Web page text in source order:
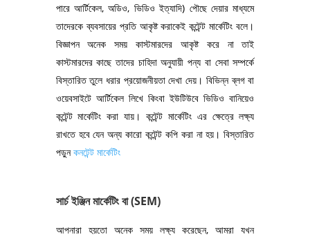
পারে আর্টিকেল, অডিও, ভিডিও ইত্যাদি) পৌছে দেয়ার মাধ্যমে
তাদেরকে ব্যবসায়ের প্রতি আকৃষ্ট করাকেই কন্টেন্ট মার্কেটিং বলে।
বিজ্ঞাপন অনেক সময় কাস্টমারদের আকৃষ্ট করে না তাই
কাস্টমারদের কাছে তাদের চাহিদা অনুযায়ী পন্য বা সেবা সম্পর্কে
বিস্তারিত তুলে ধরার প্রয়োজনীয়তা দেখা দেয়। বিভিন্ন ব্লগ বা
ওয়েবসাইটে আর্টিকেল লিখে কিংবা ইউটিউবে ভিডিও বানিয়েও
কন্টেন্ট মার্কেটিং করা যায়। কন্টেন্ট মার্কেটিং এর ক্ষেত্রে লক্ষ্য
রাখতে হবে যেন অন্য কারো কন্টেন্ট কপি করা না হয়। বিস্তারিত
পড়ুনকনটেন্ট মার্কেটিং
সার্চ ইঞ্জিন মার্কেটিং বা (SEM)
আপনারা হয়তো অনেক সময় লক্ষ্য করেছেন, আমরা যখন